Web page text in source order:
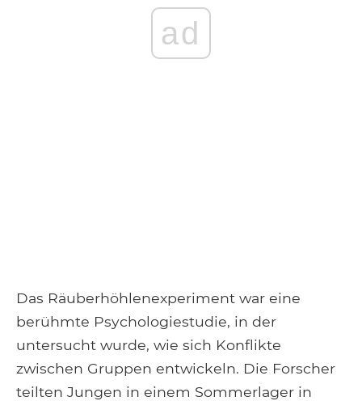
ad
Das Räuberhöhlenexperiment war eine
berühmte Psychologiestudie, in der
untersucht wurde, wie sich Konflikte
zwischen Gruppen entwickeln. Die Forscher
teilten Jungen in einem Sommerlager in